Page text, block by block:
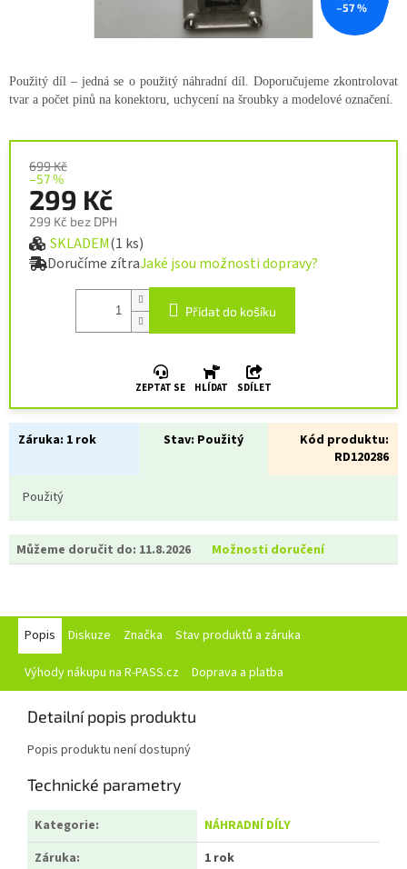
–57 %
699 Kč
–57 %
299 Kč
299 Kč bez DPH
Měrná cena:
SKLADEM(1 ks)
Doručíme zítraJaké jsou možnosti dopravy?
Přidat do košíku
ZEPTAT SE HLÍDAT SDÍLET
Záruka: 1 rok Stav: Použitý
Kód produktu:
RD120286
Použitý
Můžeme doručit do: 11.8.2026 Možnosti doručení
Použitý díl – jedná se o použitý náhradní díl. Doporučujeme zkontrolovat
tvar a počet pinů na konektoru, uchycení na šroubky a modelové označení.
Popis Diskuze Značka Stav produktů a záruka
Výhody nákupu na R-PASS.cz Doprava a platba
Detailní popis produktu
Popis produktu není dostupný
Technické parametry
Kategorie:
NÁHRADNÍ DÍLY
Záruka:
1 rok